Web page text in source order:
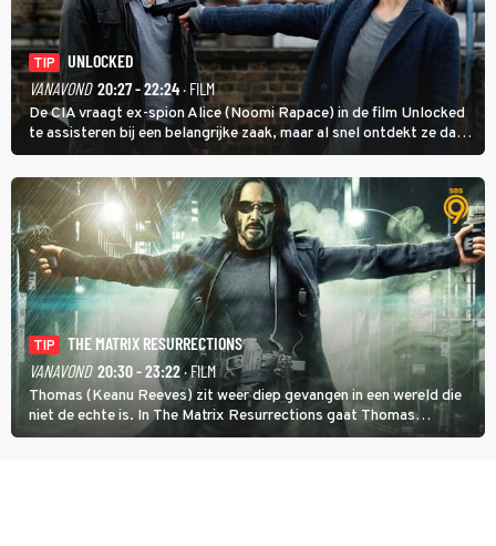
TIP
UNLOCKED
VANAVOND 20:27 - 22:24· FILM
De CIA vraagt ex-spion Alice (Noomi Rapace) in de film Unlocked
te assisteren bij een belangrijke zaak, maar al snel ontdekt ze dat
degene die haar aanstelde kwade bedoelingen heeft.
TIP
THE MATRIX RESURRECTIONS
VANAVOND 20:30 - 23:22· FILM
Thomas (Keanu Reeves) zit weer diep gevangen in een wereld die
niet de echte is. In The Matrix Resurrections gaat Thomas
proberen uit deze schijnwereld te ontsnappen.